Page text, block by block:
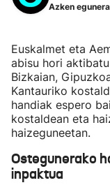
Azken
Euskalmet eta
abisu hori
Bizkaian,
Kantauriko
handiak espero
kostaldean eta
haizeguneetan.
Ostegunerako
inpaktua